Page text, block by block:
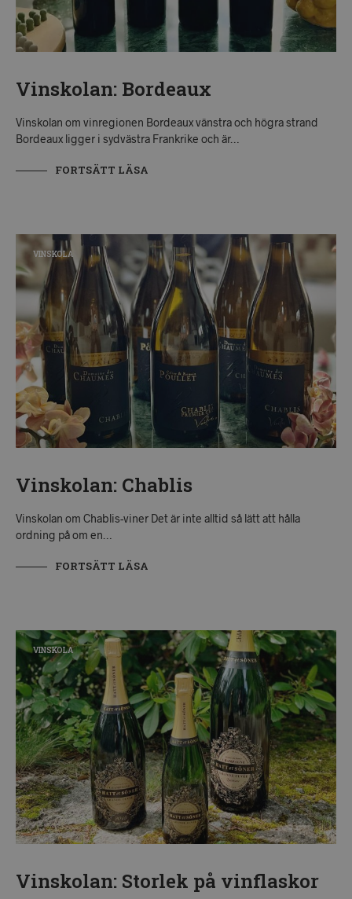
Vinskolan: Bordeaux
Vinskolan om vinregionen Bordeaux vänstra och högra strand
Bordeaux ligger i sydvästra Frankrike och är…
FORTSÄTT LÄSA
VINSKOLA
Vinskolan: Chablis
Vinskolan om Chablis-viner Det är inte alltid så lätt att hålla
ordning på om en…
FORTSÄTT LÄSA
VINSKOLA
Vinskolan: Storlek på vinflaskor